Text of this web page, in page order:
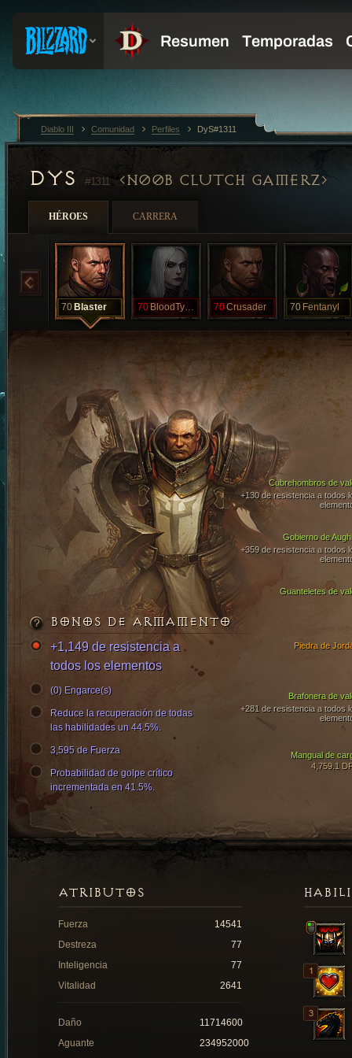
DYS #1311 N00B CLUTCH GAMERZ
HÉROES CARRERA
70 Blaster 70 BloodTyphoon 70Crusader 70 Fentanyl
Gobierno de
+359 de resistencia a todos
Guanteletes de
Cubrehombros de
+130 de resistencia a todos
Brafonera de
+281 de resistencia a todos
Mangual de
4,759.1
Piedra de
BONOS DE ARMAMENTO
+1,149 de resistencia a
todos los elementos
(0) Engarce(s)
Reduce la recuperación de todas
las habilidades un 44.5%.
3,595 de Fuerza
Probabilidad de golpe crítico
incrementada en 41.5%.
ATRIBUTOS
Fuerza
14541
Destreza
77
Inteligencia
77
Vitalidad
2641
Daño
11714600
Aguante
234952000
Diablo III Comunidad Perfiles DyS#1311